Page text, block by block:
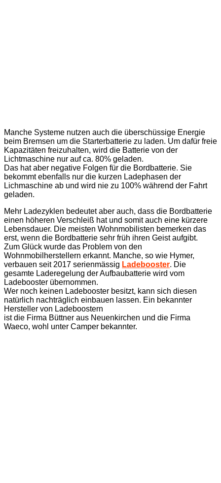
Manche Systeme nutzen auch die überschüssige Energie
beim Bremsen um die Starterbatterie zu laden. Um dafür freie
Kapazitäten freizuhalten, wird die Batterie von der
Lichtmaschine nur auf ca. 80% geladen.
Das hat aber negative Folgen für die Bordbatterie. Sie
bekommt ebenfalls nur die kurzen Ladephasen der
Lichmaschine ab und wird nie zu 100% während der Fahrt
geladen.
Mehr Ladezyklen bedeutet aber auch, dass die Bordbatterie
einen höheren Verschleiß hat und somit auch eine kürzere
Lebensdauer. Die meisten Wohnmobilisten bemerken das
erst, wenn die Bordbatterie sehr früh ihren Geist aufgibt.
Zum Glück wurde das Problem von den
Wohnmobilherstellern erkannt. Manche, so wie Hymer,
verbauen seit 2017 serienmässig Ladebooster. Die
gesamte Laderegelung der Aufbaubatterie wird vom
Ladebooster übernommen.
Wer noch keinen Ladebooster besitzt, kann sich diesen
natürlich nachträglich einbauen lassen. Ein bekannter
Hersteller von Ladeboostern
ist die Firma Büttner aus Neuenkirchen und die Firma
Waeco, wohl unter Camper bekannter.